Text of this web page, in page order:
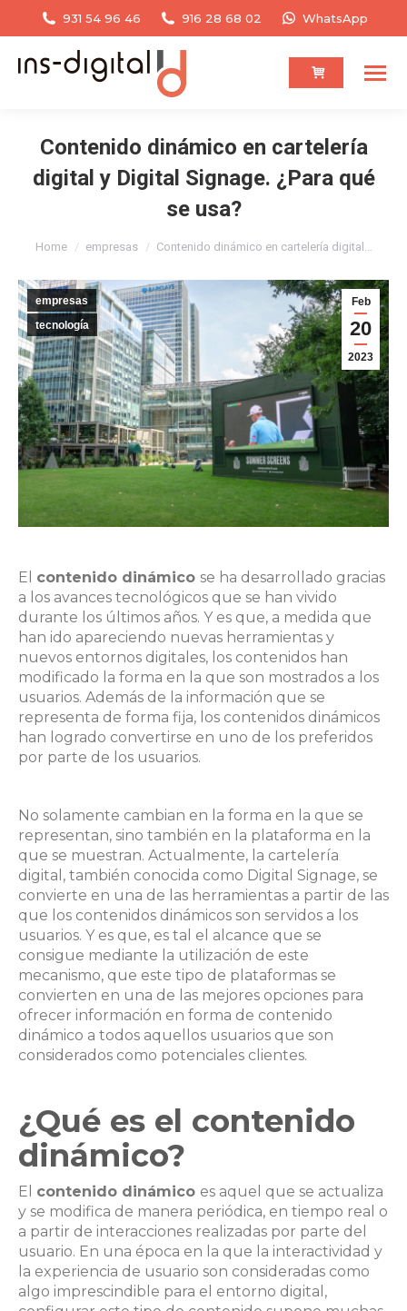
931 54 96 46 916 28 68 02 WhatsApp
Contenido dinámico en cartelería
digital y Digital Signage. ¿Para qué
se usa?
Home empresas Contenido dinámico en cartelería digital…
Feb
20
2023
empresas
tecnología
El contenido dinámico se ha desarrollado gracias
a los avances tecnológicos que se han vivido
durante los últimos años. Y es que, a medida que
han ido apareciendo nuevas herramientas y
nuevos entornos digitales, los contenidos han
modificado la forma en la que son mostrados a los
usuarios. Además de la información que se
representa de forma fija, los contenidos dinámicos
han logrado convertirse en uno de los preferidos
por parte de los usuarios.
No solamente cambian en la forma en la que se
representan, sino también en la plataforma en la
que se muestran. Actualmente, la cartelería
digital, también conocida como Digital Signage, se
convierte en una de las herramientas a partir de las
que los contenidos dinámicos son servidos a los
usuarios. Y es que, es tal el alcance que se
consigue mediante la utilización de este
mecanismo, que este tipo de plataformas se
convierten en una de las mejores opciones para
ofrecer información en forma de contenido
dinámico a todos aquellos usuarios que son
considerados como potenciales clientes.
¿Qué es el contenido
dinámico?
El contenido dinámico es aquel que se actualiza
y se modifica de manera periódica, en tiempo real o
a partir de interacciones realizadas por parte del
usuario. En una época en la que la interactividad y
la experiencia de usuario son consideradas como
algo imprescindible para el entorno digital,